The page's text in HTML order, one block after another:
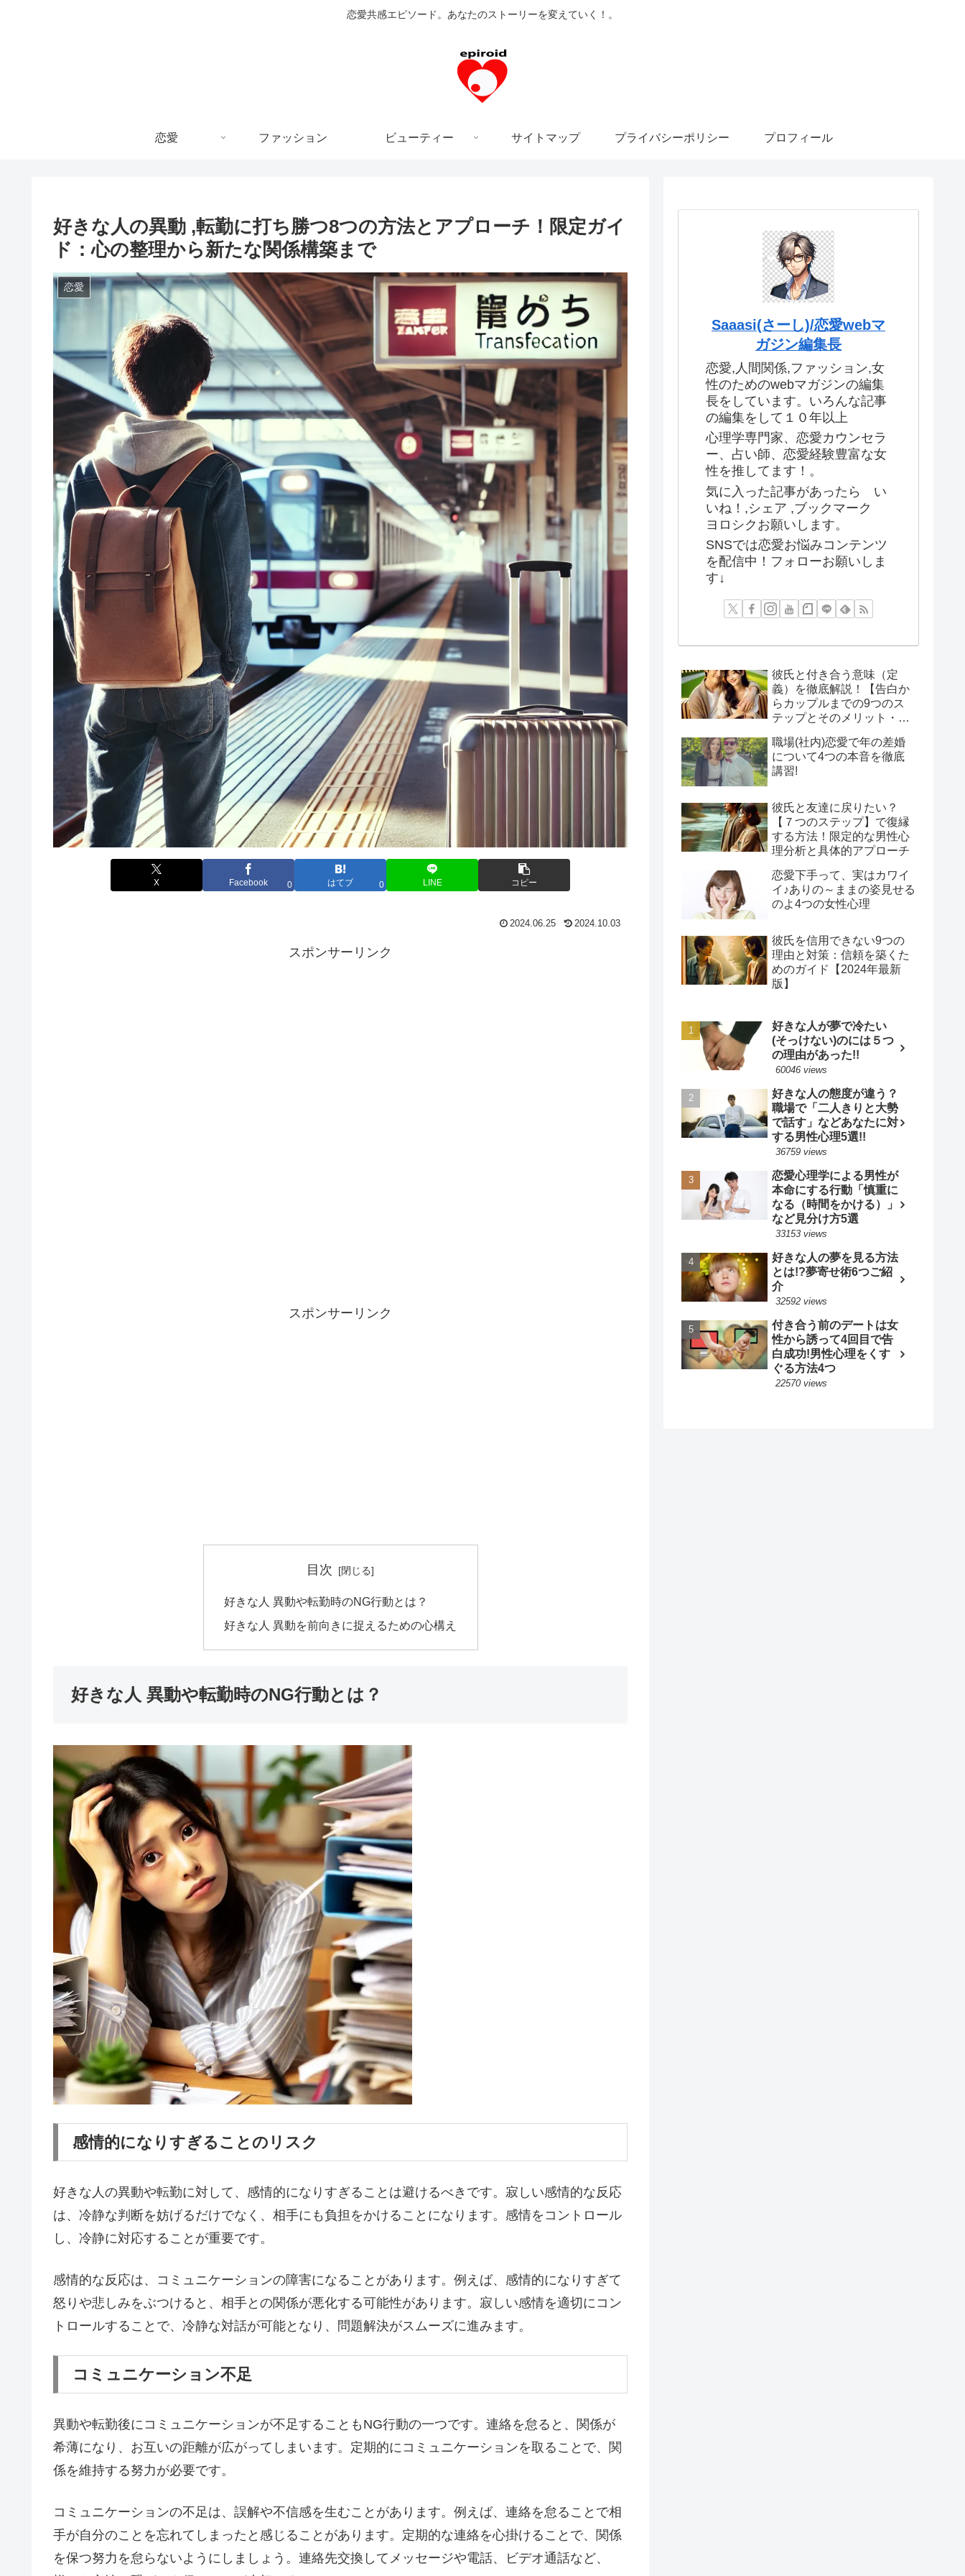
恋愛共感エピソード。あなたのストーリーを変えていく！。
恋愛 ファッション ビューティー サイトマップ プライバシーポリシー プロフィール
好きな人の異動 ,転勤に打ち勝つ8つの方法とアプローチ！限定ガイ
ド：心の整理から新たな関係構築まで
恋愛
X Facebook 0 はてブ 0 LINE コピー
2024.06.25 2024.10.03
スポンサーリンク
スポンサーリンク
目次
好きな人 異動や転勤時のNG行動とは？
好きな人 異動を前向きに捉えるための心構え
好きな人 異動や転勤時のNG行動とは？
感情的になりすぎることのリスク
好きな人の異動や転勤に対して、感情的になりすぎることは避けるべきです。寂しい感情的な反応
は、冷静な判断を妨げるだけでなく、相手にも負担をかけることになります。感情をコントロール
し、冷静に対応することが重要です。
感情的な反応は、コミュニケーションの障害になることがあります。例えば、感情的になりすぎて
怒りや悲しみをぶつけると、相手との関係が悪化する可能性があります。寂しい感情を適切にコン
トロールすることで、冷静な対話が可能となり、問題解決がスムーズに進みます。
コミュニケーション不足
異動や転勤後にコミュニケーションが不足することもNG行動の一つです。連絡を怠ると、関係が
希薄になり、お互いの距離が広がってしまいます。定期的にコミュニケーションを取ることで、関
係を維持する努力が必要です。
コミュニケーションの不足は、誤解や不信感を生むことがあります。例えば、連絡を怠ることで相
手が自分のことを忘れてしまったと感じることがあります。定期的な連絡を心掛けることで、関係
を保つ努力を怠らないようにしましょう。連絡先交換してメッセージや電話、ビデオ通話など、
Saaasi(さーし)/恋愛webマ
ガジン編集長
恋愛,人間関係,ファッション,女
性のためのwebマガジンの編集
長をしています。いろんな記事
の編集をして１０年以上
心理学専門家、恋愛カウンセラ
ー、占い師、恋愛経験豊富な女
性を推してます！。
気に入った記事があったら い
いね！,シェア ,ブックマーク
ヨロシクお願いします。
SNSでは恋愛お悩みコンテンツ
を配信中！フォローお願いしま
す↓
彼氏と付き合う意味（定
義）を徹底解説！【告白か
らカップルまでの9つのス
テップとそのメリット・デ
女必見！
職場(社内)恋愛で年の差婚
について4つの本音を徹底
講習!
彼氏と友達に戻りたい？
【７つのステップ】で復縁
する方法！限定的な男性心
理分析と具体的アプローチ
恋愛下手って、実はカワイ
イ♪ありの～ままの姿見せる
のよ4つの女性心理
彼氏を信用できない9つの
理由と対策：信頼を築くた
めのガイド【2024年最新
版】
好きな人が夢で冷たい
(そっけない)のには５つ
の理由があった!!
60046 views
好きな人の態度が違う？
職場で「二人きりと大勢
で話す」などあなたに対
する男性心理5選!!
36759 views
恋愛心理学による男性が
本命にする行動「慎重に
なる（時間をかける）」
など見分け方5選
33153 views
好きな人の夢を見る方法
とは!?夢寄せ術6つご紹
介
32592 views
付き合う前のデートは女
性から誘って4回目で告
白成功!男性心理をくす
ぐる方法4つ
22570 views